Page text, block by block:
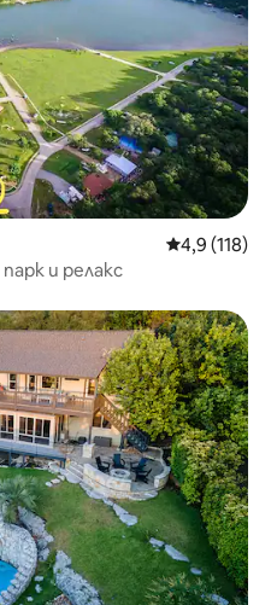
Средна
4,9 (118)
и релакс